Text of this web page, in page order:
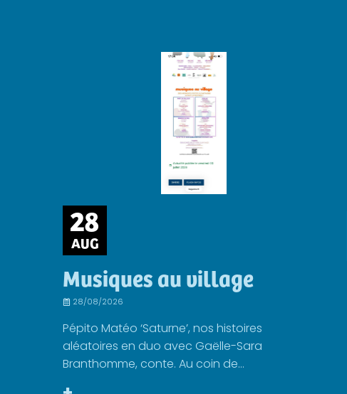
28
AUG
Musiques au village
28/08/2026
Pépito Matéo ‘Saturne’, nos histoires
aléatoires en duo avec Gaëlle-Sara
Branthomme, conte. Au coin de...